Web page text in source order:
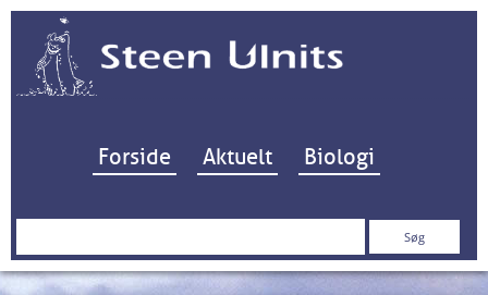
Hop til indhold
Forside Aktuelt Biologi
Søg